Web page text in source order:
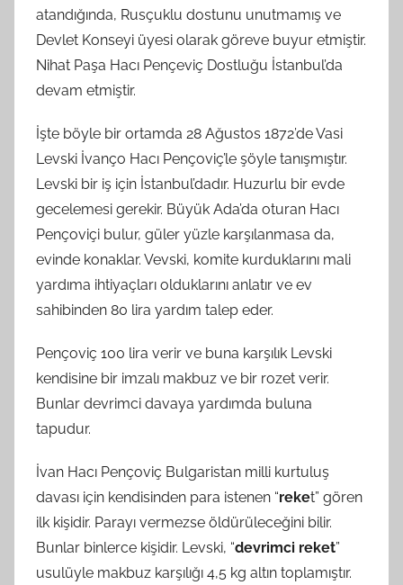
atandığında, Rusçuklu dostunu unutmamış ve
Devlet Konseyi üyesi olarak göreve buyur etmiştir.
Nihat Paşa Hacı Pençeviç Dostluğu İstanbul’da
devam etmiştir.
İşte böyle bir ortamda 28 Ağustos 1872’de Vasi
Levski İvanço Hacı Pençoviç’le şöyle tanışmıştır.
Levski bir iş için İstanbul’dadır. Huzurlu bir evde
gecelemesi gerekir. Büyük Ada’da oturan Hacı
Pençoviçi bulur, güler yüzle karşılanmasa da,
evinde konaklar. Vevski, komite kurduklarını mali
yardıma ihtiyaçları olduklarını anlatır ve ev
sahibinden 80 lira yardım talep eder.
Pençoviç 100 lira verir ve buna karşılık Levski
kendisine bir imzalı makbuz ve bir rozet verir.
Bunlar devrimci davaya yardımda buluna
tapudur.
İvan Hacı Pençoviç Bulgaristan milli kurtuluş
davası için kendisinden para istenen “reket” gören
ilk kişidir. Parayı vermezse öldürüleceğini bilir.
Bunlar binlerce kişidir. Levski, “devrimci reket”
usulüyle makbuz karşılığı 4,5 kg altın toplamıştır.